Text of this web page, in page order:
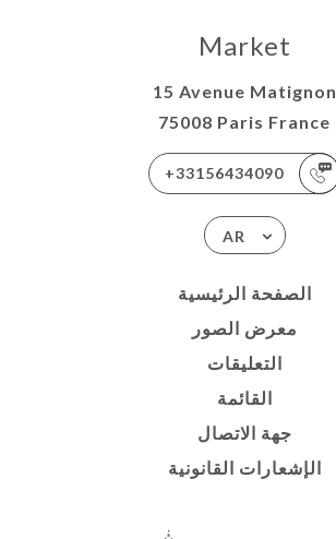
Market
15 Avenue Matignon
75008 Paris France
+33156434090
AR
الصفحة الرئيسية
معرض الصور
التعليقات
القائمة
جهة الاتصال
الإشعارات القانونية